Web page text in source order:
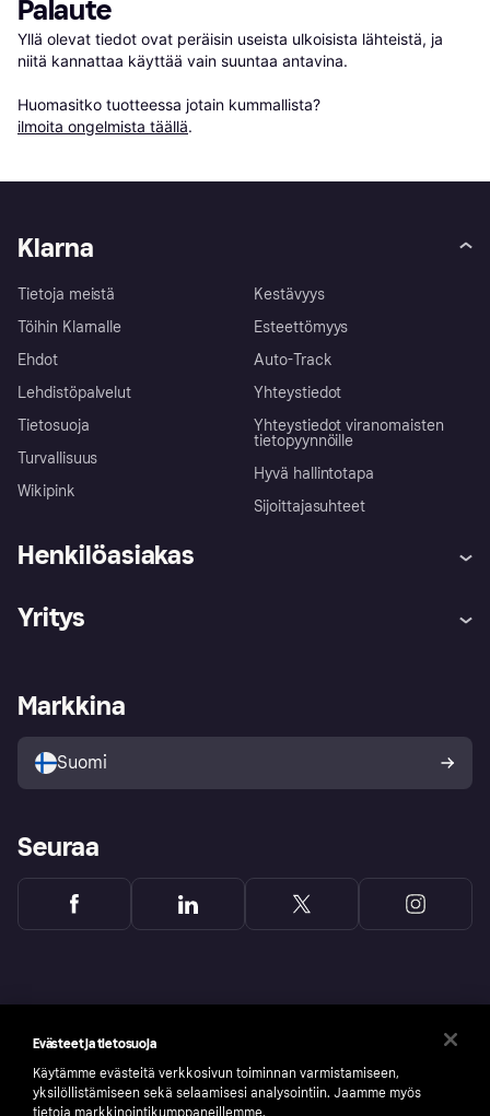
Palaute
Yllä olevat tiedot ovat peräisin useista ulkoisista lähteistä, ja
niitä kannattaa käyttää vain suuntaa antavina.
Huomasitko tuotteessa jotain kummallista?
ilmoita ongelmista täällä.
Klarna
Tietoja meistä
Töihin Klarnalle
Ehdot
Lehdistöpalvelut
Tietosuoja
Turvallisuus
Wikipink
Kestävyys
Esteettömyys
Auto-Track
Yhteystiedot
Yhteystiedot viranomaisten
tietopyynnöille
Hyvä hallintotapa
Sijoittajasuhteet
Henkilöasiakas
Ohje
Kirjaudu sisään
Tutustu kauppoihin
Ostajan turva
Yritys
Kirjaudu sisään yrityksenä
Markkina
Suomi
Seuraa
Evästeet ja tietosuoja
Käytämme evästeitä verkkosivun toiminnan varmistamiseen,
yksilöllistämiseen sekä selaamisesi analysointiin. Jaamme myös
tietoja markkinointikumppaneillemme.